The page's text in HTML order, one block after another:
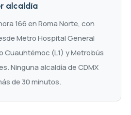
alcaldía
166 en Roma Norte, con
Metro Hospital General
Cuauhtémoc (L1) y Metrobús
Ninguna alcaldía de CDMX
de 30 minutos.